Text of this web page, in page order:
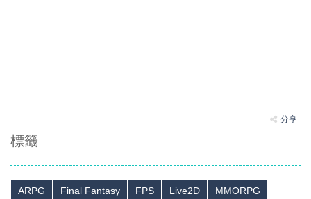
分享
標籤
ARPG Final Fantasy FPS Live2D
MMORPG